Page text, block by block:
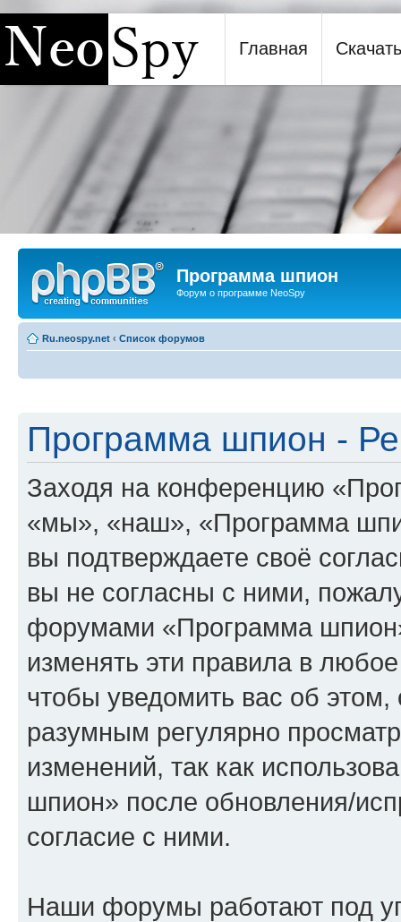
Программа шпион NeoSpy
Главная Скачать
Программа шпион
Форум о программе NeoSpy
Ru.neospy.net ‹ Список форумов
Программа шпион -
Заходя на конференцию
«мы», «наш», «Программа
вы подтверждаете своё
вы не согласны с ними,
форумами «Программа
изменять эти правила в
чтобы уведомить вас об
разумным регулярно
изменений, так как
шпион» после обновления/
согласие с ними.
Наши форумы работают под